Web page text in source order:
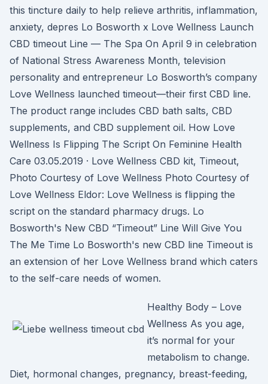
this tincture daily to help relieve arthritis, inflammation,
anxiety, depres Lo Bosworth x Love Wellness Launch
CBD timeout Line — The Spa On April 9 in celebration
of National Stress Awareness Month, television
personality and entrepreneur Lo Bosworth’s company
Love Wellness launched timeout—their first CBD line.
The product range includes CBD bath salts, CBD
supplements, and CBD supplement oil. How Love
Wellness Is Flipping The Script On Feminine Health
Care 03.05.2019 · Love Wellness CBD kit, Timeout,
Photo Courtesy of Love Wellness Photo Courtesy of
Love Wellness Eldor: Love Wellness is flipping the
script on the standard pharmacy drugs. Lo
Bosworth's New CBD “Timeout” Line Will Give You
The Me Time Lo Bosworth's new CBD line Timeout is
an extension of her Love Wellness brand which caters
to the self-care needs of women.
Healthy Body – Love
Wellness As you age,
it’s normal for your
metabolism to change.
Diet, hormonal changes, pregnancy, breast-feeding,